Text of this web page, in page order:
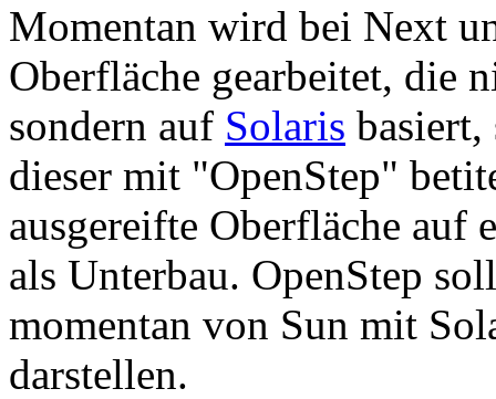
Momentan wird bei Next
Oberfläche gearbeitet, die
sondern auf Solaris
dieser mit "OpenStep"
ausgereifte Oberfläche auf
als Unterbau. OpenStep
momentan von Sun mit
darstellen.